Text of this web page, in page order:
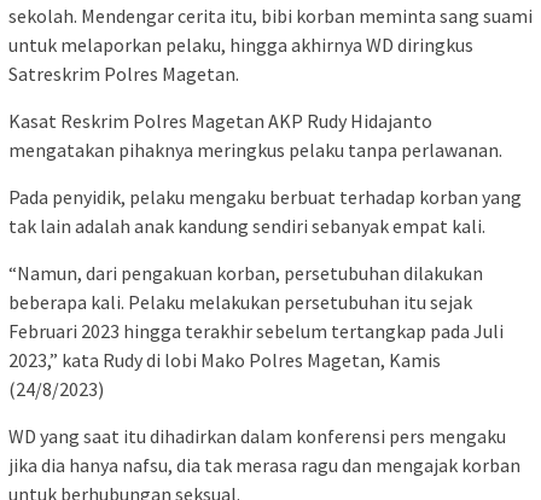
sekolah. Mendengar cerita itu, bibi korban meminta sang suami
untuk melaporkan pelaku, hingga akhirnya WD diringkus
Satreskrim Polres Magetan.
Kasat Reskrim Polres Magetan AKP Rudy Hidajanto
mengatakan pihaknya meringkus pelaku tanpa perlawanan.
Pada penyidik, pelaku mengaku berbuat terhadap korban yang
tak lain adalah anak kandung sendiri sebanyak empat kali.
“Namun, dari pengakuan korban, persetubuhan dilakukan
beberapa kali. Pelaku melakukan persetubuhan itu sejak
Februari 2023 hingga terakhir sebelum tertangkap pada Juli
2023,” kata Rudy di lobi Mako Polres Magetan, Kamis
(24/8/2023)
WD yang saat itu dihadirkan dalam konferensi pers mengaku
jika dia hanya nafsu, dia tak merasa ragu dan mengajak korban
untuk berhubungan seksual.